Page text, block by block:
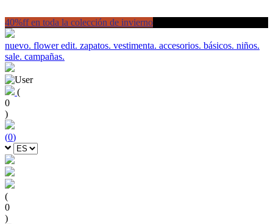
40%ff en toda la colección de invierno
nuevo. flower edit. zapatos. vestimenta. accesorios. básicos. niños.
sale. campañas.
(
0
)
(0)
(
0
)